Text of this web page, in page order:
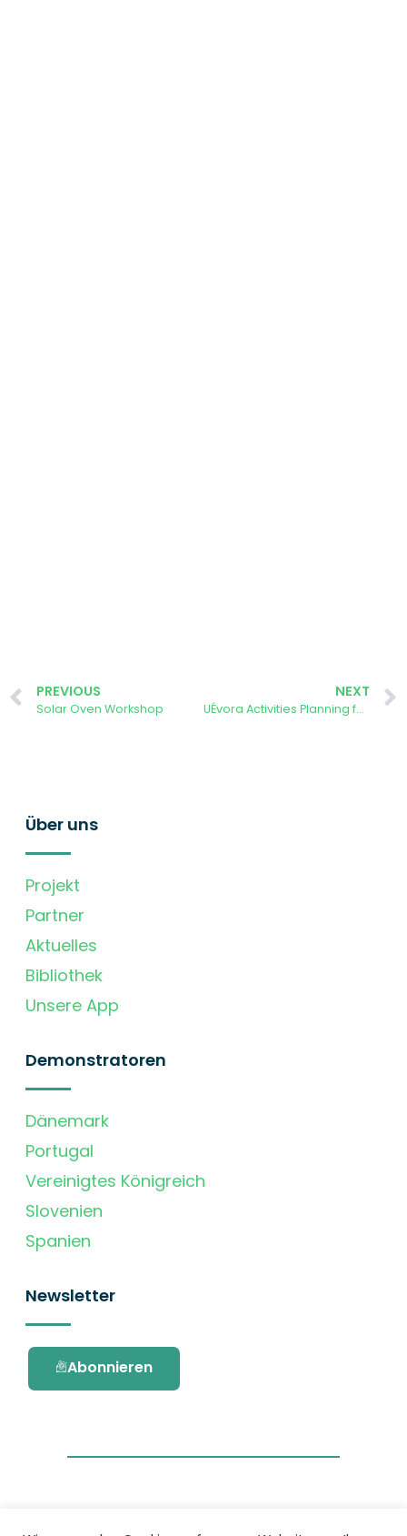
PREVIOUS
Solar Oven Workshop
NEXT
UÉvora Activities Planning for 2023/2024 Academic Course: European Researchers Night
Über uns
Projekt
Partner
Aktuelles
Bibliothek
Unsere App
Demonstratoren
Dänemark
Portugal
Vereinigtes Königreich
Slovenien
Spanien
Newsletter
Abonnieren